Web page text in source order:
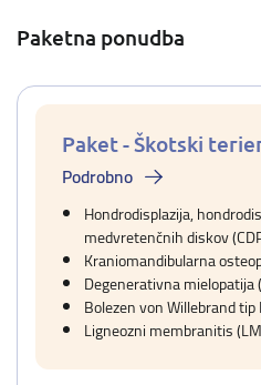
Paketna ponudba
Paket - Škotski
Podrobno
Hondrodisplazija,
medvretenčnih diskov
Kraniomandibularna
Degenerativna mielopatija
Bolezen von Willebrand tip
Ligneozni membranitis